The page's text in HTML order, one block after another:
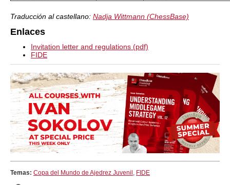
Traducción al castellano: Nadja Wittmann (ChessBase)
Enlaces
Invitation letter and regulations (pdf)
FIDE
Temas: Copa del Mundo de Ajedrez Juvenil , FIDE